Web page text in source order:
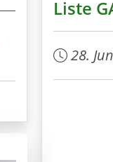
Liste
28.